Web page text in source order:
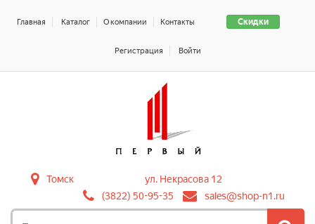
Скидки
Главная Каталог О компании Контакты
Регистрация Войти
Томск
ул. Некрасова 12
(3822) 50-95-35
sales@shop-n1.ru